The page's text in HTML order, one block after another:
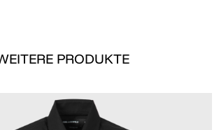
PRODUKTE